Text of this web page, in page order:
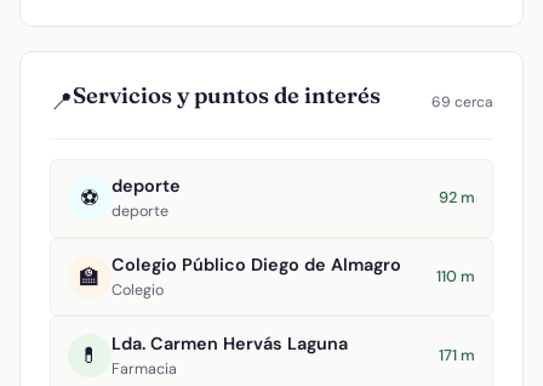
📍Servicios y puntos de interés 69 cerca
⚽ deporte
deporte
92 m
🏫 Colegio Público Diego de Almagro
Colegio
110 m
💊 Lda. Carmen Hervás Laguna
Farmacia
171 m